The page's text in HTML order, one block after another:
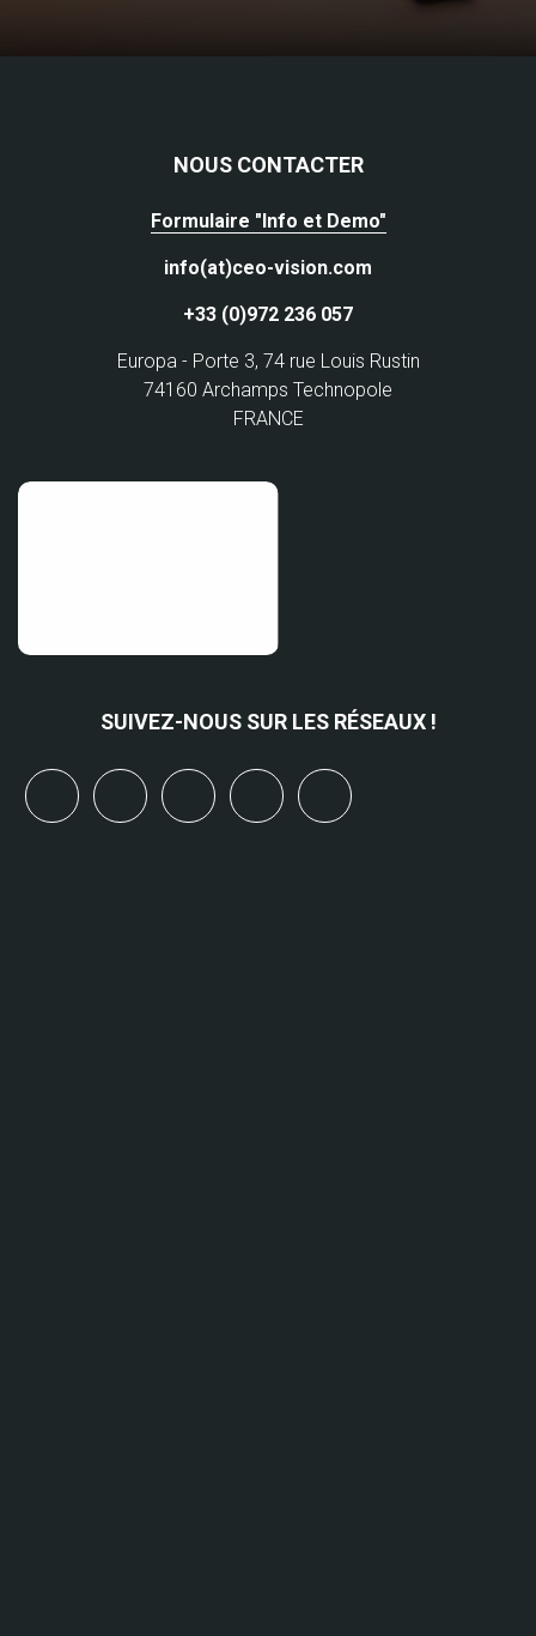
NOUS CONTACTER
Formulaire "Info et Demo"
info(at)ceo-vision.com
+33 (0)972 236 057
Europa - Porte 3, 74 rue Louis Rustin
74160 Archamps Technopole
FRANCE
SUIVEZ-NOUS SUR LES RÉSEAUX !
linkedinyoutubebluesky mastodon